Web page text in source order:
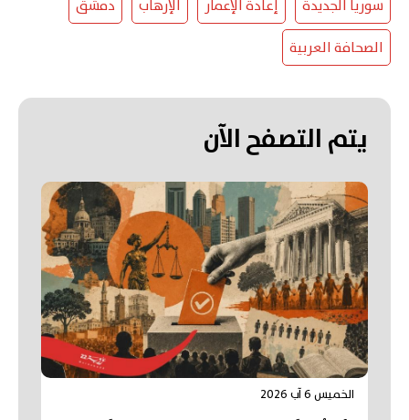
سوريا الجديدة إعادة الإعمار الإرهاب
دمشق
الصحافة العربية
يتم التصفح الآن
الخميس 6 آب 2026